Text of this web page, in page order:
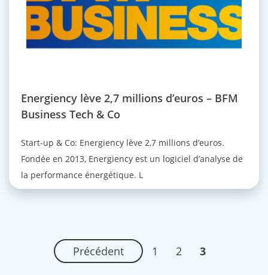
Energiency lève 2,7 millions d’euros – BFM
Business Tech & Co
Start-up & Co: Energiency lève 2,7 millions d’euros.
Fondée en 2013, Energiency est un logiciel d’analyse de
la performance énergétique. L
Précédent 1 2 3